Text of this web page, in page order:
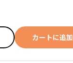
カートに追加